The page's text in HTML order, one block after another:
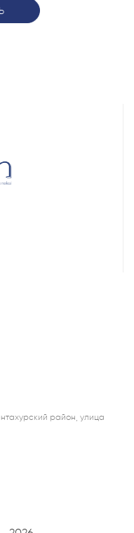
район, улица